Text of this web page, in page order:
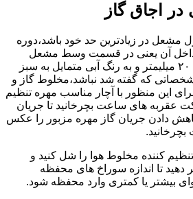
اجاق گاز
مشعل در زیادترین حد خود باشد،دوره
داخل آن یعنی در قسمت وسط مشعل
ارتفاع شعله باید در حدود ۲۰ میلیمتر و به رنگ آبی متمایل به سبز
که گفته شد نباشد،مخلوط گاز و
این منظور با آچار مناسب مهره تنظیم
عقربه های ساعت بچرخانید تا جریان
دادن جریان گاز مهره مزبور را عکس
تنظیم کننده مخلوط هوا را شل کنید و
تا اندازه سوراخ های محفظه
بیشتر یا کمتری وارد محفظه شود.